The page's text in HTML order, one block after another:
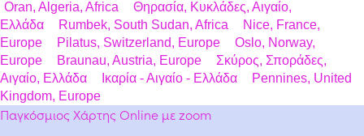
Oran, Algeria, Africa
Θηρασία, Κυκλάδες, Αιγαίο,
Ελλάδα
Rumbek, South Sudan, Africa
Nice, France,
Europe
Pilatus, Switzerland, Europe
Oslo, Norway,
Europe
Braunau, Austria, Europe
Σκύρος, Σποράδες,
Αιγαίο, Ελλάδα
Ικαρία - Αιγαίο - Ελλάδα
Pennines, United
Kingdom, Europe
Παγκόσμιος Χάρτης Online με zoom